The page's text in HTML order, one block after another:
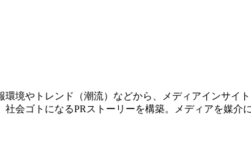
境やトレンド（潮流）などから、メディアインサイ
会ゴトになるPRストーリーを構築。メディアを媒介